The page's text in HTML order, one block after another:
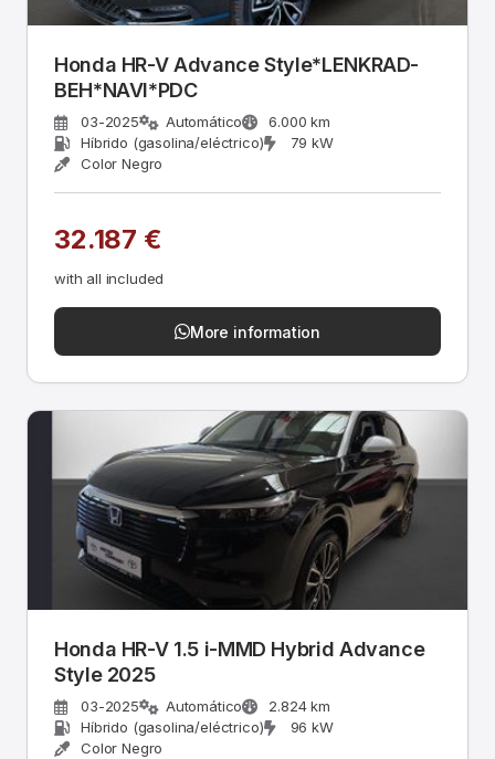
Honda HR-V Advance Style*LENKRAD-
BEH*NAVI*PDC
03-2025 Automático
6.000 km
Híbrido (gasolina/eléctrico)
79 kW
Color Negro
32.187 €
with all included
More information
Honda HR-V 1.5 i-MMD Hybrid Advance
Style 2025
03-2025 Automático
2.824 km
Híbrido (gasolina/eléctrico)
96 kW
Color Negro